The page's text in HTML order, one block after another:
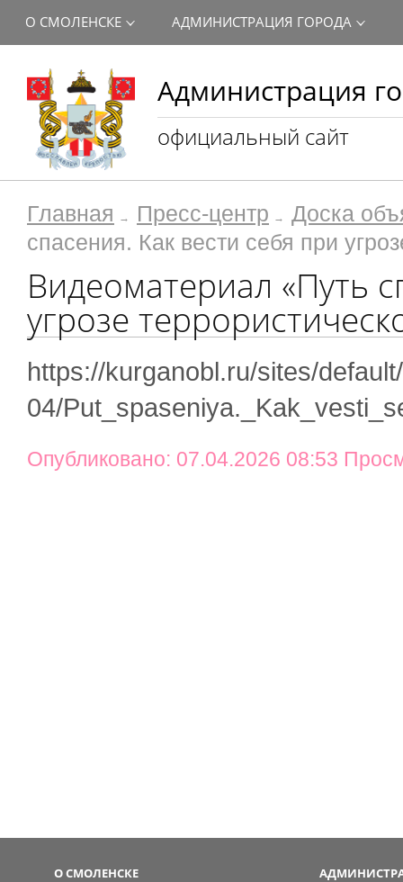
Администрация
официальный сайт
О СМОЛЕНСКЕ АДМИНИСТРАЦИЯ ГОРОДА
Главная Пресс-центр
Доска
спасения. Как вести себя при
Видеоматериал «Путь
угрозе
https://kurganobl.ru/sites/
04/
Опубликовано: 07.04.2026 08:53
О СМОЛЕНСКЕ